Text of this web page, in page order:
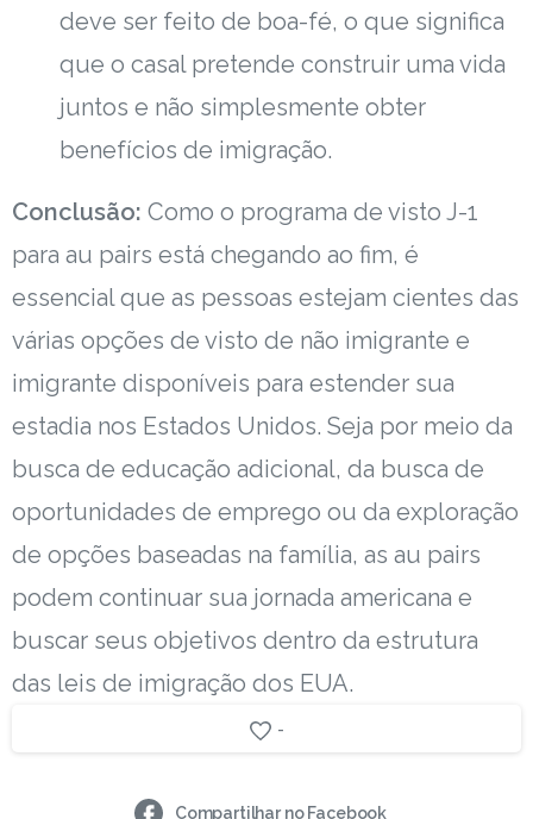
deve ser feito de boa-fé, o que significa
que o casal pretende construir uma vida
juntos e não simplesmente obter
benefícios de imigração.
Conclusão: Como o programa de visto J-1
para au pairs está chegando ao fim, é
essencial que as pessoas estejam cientes das
várias opções de visto de não imigrante e
imigrante disponíveis para estender sua
estadia nos Estados Unidos. Seja por meio da
busca de educação adicional, da busca de
oportunidades de emprego ou da exploração
de opções baseadas na família, as au pairs
podem continuar sua jornada americana e
buscar seus objetivos dentro da estrutura
das leis de imigração dos EUA.
-
Compartilhar no Facebook